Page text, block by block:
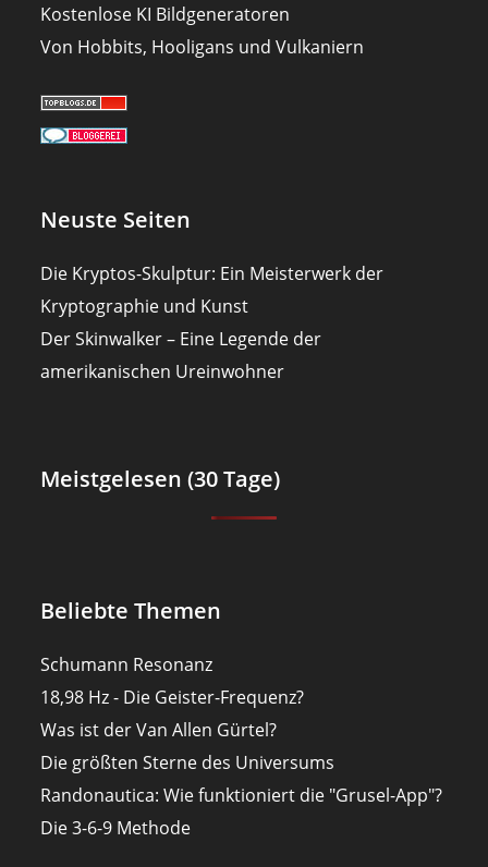
Kostenlose KI Bildgeneratoren
Von Hobbits, Hooligans und Vulkaniern
Neuste Seiten
Die Kryptos-Skulptur: Ein Meisterwerk der
Kryptographie und Kunst
Der Skinwalker – Eine Legende der
amerikanischen Ureinwohner
Meistgelesen (30 Tage)
Beliebte Themen
Schumann Resonanz
18,98 Hz - Die Geister-Frequenz?
Was ist der Van Allen Gürtel?
Die größten Sterne des Universums
Randonautica: Wie funktioniert die "Grusel-App"?
Die 3-6-9 Methode